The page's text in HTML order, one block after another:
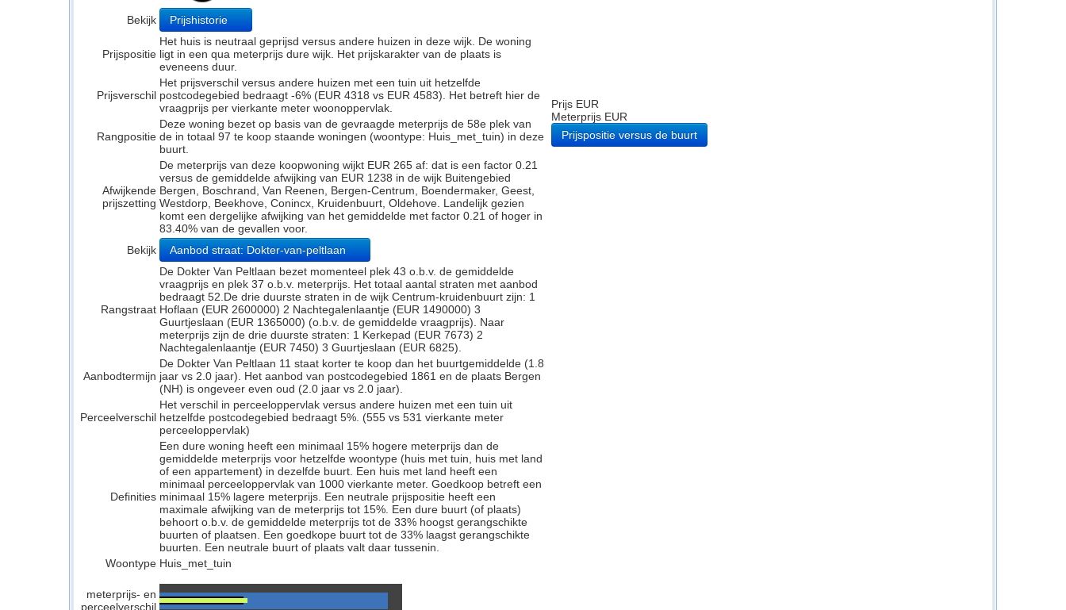
Bekijk Prijshistorie
Prijspositie
Het huis is neutraal geprijsd versus andere huizen in deze wijk. De woning
ligt in een qua meterprijs dure wijk. Het prijskarakter van de plaats is
eveneens duur.
Prijsverschil
Het prijsverschil versus andere huizen met een tuin uit hetzelfde
postcodegebied bedraagt -6% (EUR 4318 vs EUR 4583). Het betreft hier de
vraagprijs per vierkante meter woonoppervlak.
Rangpositie
Deze woning bezet op basis van de gevraagde meterprijs de 58e plek van
de in totaal 97 te koop staande woningen (woontype: Huis_met_tuin) in deze
buurt.
Afwijkende
prijszetting
De meterprijs van deze koopwoning wijkt EUR 265 af: dat is een factor 0.21
versus de gemiddelde afwijking van EUR 1238 in de wijk Buitengebied
Bergen, Boschrand, Van Reenen, Bergen-Centrum, Boendermaker, Geest,
Westdorp, Beekhove, Conincx, Kruidenbuurt, Oldehove. Landelijk gezien
komt een dergelijke afwijking van het gemiddelde met factor 0.21 of hoger in
83.40% van de gevallen voor.
Bekijk
Aanbod straat: Dokter-van-peltlaan
Rangstraat
De Dokter Van Peltlaan bezet momenteel plek 43 o.b.v. de gemiddelde
vraagprijs en plek 37 o.b.v. meterprijs. Het totaal aantal straten met aanbod
bedraagt 52.De drie duurste straten in de wijk Centrum-kruidenbuurt zijn: 1
Hoflaan (EUR 2600000) 2 Nachtegalenlaantje (EUR 1490000) 3
Guurtjeslaan (EUR 1365000) (o.b.v. de gemiddelde vraagprijs). Naar
meterprijs zijn de drie duurste straten: 1 Kerkepad (EUR 7673) 2
Nachtegalenlaantje (EUR 7450) 3 Guurtjeslaan (EUR 6825).
Aanbodtermijn
De Dokter Van Peltlaan 11 staat korter te koop dan het buurtgemiddelde (1.8
jaar vs 2.0 jaar). Het aanbod van postcodegebied 1861 en de plaats Bergen
(NH) is ongeveer even oud (2.0 jaar vs 2.0 jaar).
Perceelverschil
Het verschil in perceeloppervlak versus andere huizen met een tuin uit
hetzelfde postcodegebied bedraagt 5%. (555 vs 531 vierkante meter
perceeloppervlak)
Definities
Een dure woning heeft een minimaal 15% hogere meterprijs dan de
gemiddelde meterprijs voor hetzelfde woontype (huis met tuin, huis met land
of een appartement) in dezelfde buurt. Een huis met land heeft een
minimaal perceeloppervlak van 1000 vierkante meter. Goedkoop betreft een
minimaal 15% lagere meterprijs. Een neutrale prijspositie heeft een
maximale afwijking van de meterprijs tot 15%. Een dure buurt (of plaats)
behoort o.b.v. de gemiddelde meterprijs tot de 33% hoogst gerangschikte
buurten of plaatsen. Een goedkope buurt tot de 33% laagst gerangschikte
buurten. Een neutrale buurt of plaats valt daar tussenin.
Woontype Huis_met_tuin
meterprijs- en
perceelverschil
Prijs EUR
Meterprijs EUR
Prijspositie versus de buurt